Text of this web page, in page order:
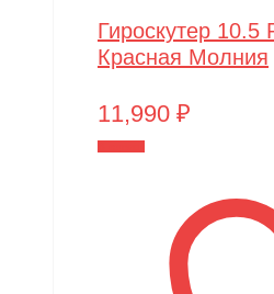
Гироскутер 10.5
Красная Молния
11,990 ₽